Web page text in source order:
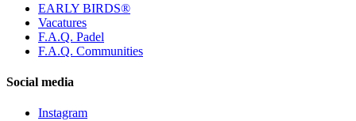
EARLY BIRDS®
Vacatures
F.A.Q. Padel
F.A.Q. Communities
Social media
Instagram